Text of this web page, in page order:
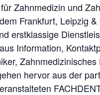
Zahnmedizin und
Frankfurt, Leipzig
erstklassige
Information,
hervor aus der